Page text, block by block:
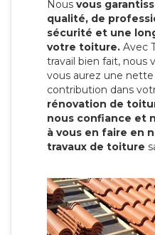
Nous vous
qualité, de
sécurité et une
votre toiture. Avec
travail bien fait, nous
vous aurez une
contribution dans
rénovation de
nous confiance et
à vous en faire en
travaux de toiture